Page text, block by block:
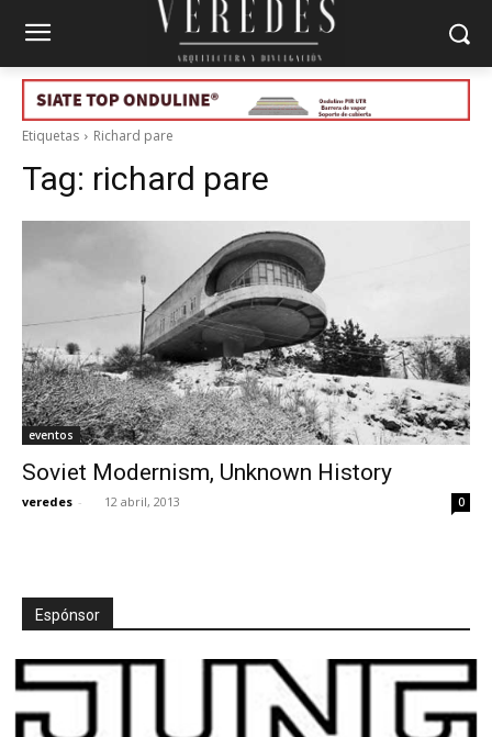
Etiquetas Richard pare
Tag: richard pare
eventos
Soviet Modernism, Unknown History
veredes - 12 abril, 2013 0
Espónsor